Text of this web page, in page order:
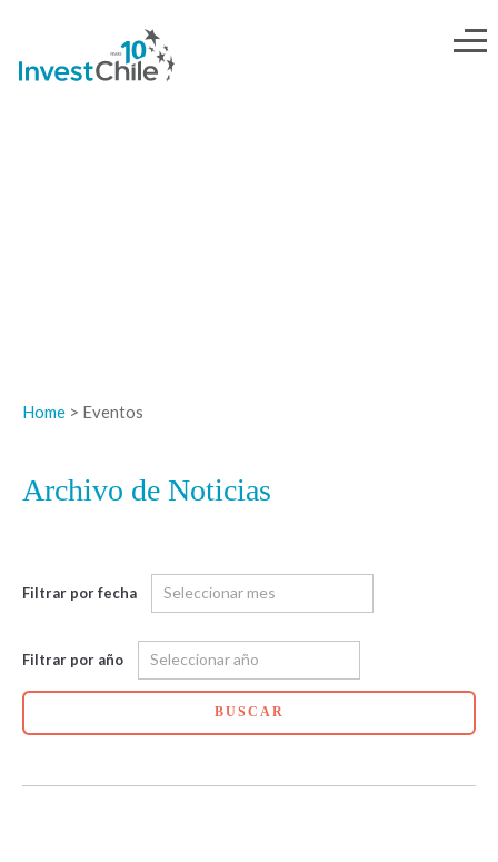
Home > Eventos
Archivo de Noticias
Filtrar por fecha
Filtrar por año
BUSCAR